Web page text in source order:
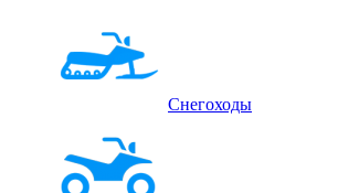
Снегоходы